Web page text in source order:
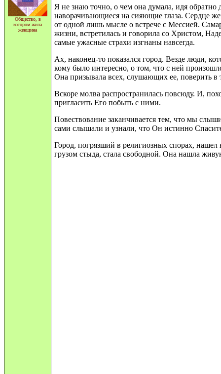
Общество, в
котором жила
женщина
Я не знаю точно, о чем она думала, идя обратно
наворачивающиеся на сияющие глаза. Сердце
от одной лишь мысле о встречe с Мессией.
жизни, встретилась и говорила со Христом,
самые ужасные страхи изгнаны навсегда.
Ах, наконец-то показался город. Везде люди,
кому было интересно, о том, что с ней
Она призывала всех, слушающих ее, поверить в
Вскоре молва распространилась повсюду. И,
пригласить Его побыть с ними.
Повествование заканчивается тем, что мы
сами слышали и узнали, что Он истинно
Город, погрязший в религиозных спорах,
грузом стыда, стала свободной. Она нашла